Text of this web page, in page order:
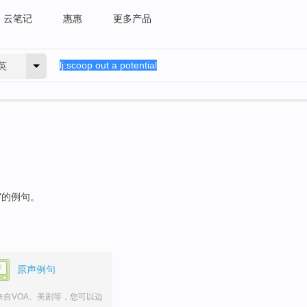
云笔记 惠惠 更多产品
例句。
原声例句
自VOA、美剧等，您可以边